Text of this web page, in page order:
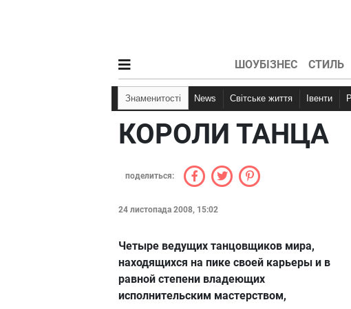
ШОУБІЗНЕС СТИЛЬ
Знаменитості News Світське життя Івенти
КОРОЛИ ТАНЦА
поделиться:
24 листопада 2008, 15:02
Четыре ведущих танцовщиков мира,
находящихся на пике своей карьеры и в
равной степени владеющих
исполнительским мастерством,